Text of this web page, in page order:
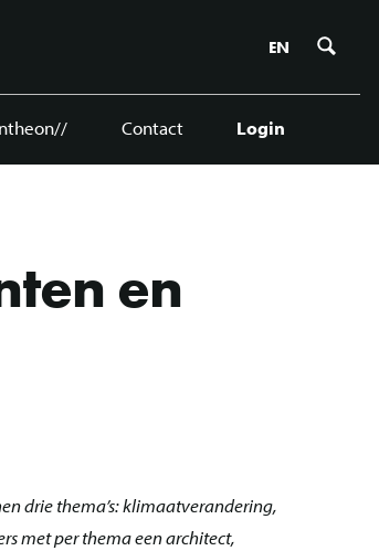
EN
Contact Login
en
drie thema’s: klimaatverandering,
met per thema een architect,